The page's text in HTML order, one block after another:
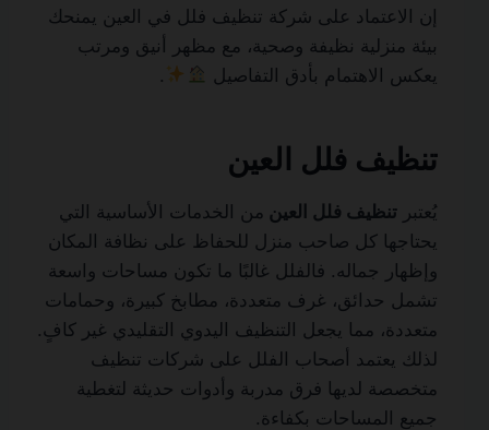
إن الاعتماد على شركة تنظيف فلل في العين يمنحك
بيئة منزلية نظيفة وصحية، مع مظهر أنيق ومرتب
يعكس الاهتمام بأدق التفاصيل
.
تنظيف فلل العين
يُعتبر تنظيف فلل العين من الخدمات الأساسية التي
يحتاجها كل صاحب منزل للحفاظ على نظافة المكان
وإظهار جماله. فالفلل غالبًا ما تكون مساحات واسعة
تشمل حدائق، غرف متعددة، مطابخ كبيرة، وحمامات
متعددة، مما يجعل التنظيف اليدوي التقليدي غير كافٍ.
لذلك يعتمد أصحاب الفلل على شركات تنظيف
متخصصة لديها فرق مدربة وأدوات حديثة لتغطية
جميع المساحات بكفاءة.